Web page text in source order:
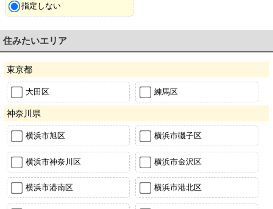
指定しない
住みたいエリア
東京都
大田区 練馬区
神奈川県
横浜市旭区 横浜市磯子区
横浜市神奈川区 横浜市金沢区
横浜市港南区 横浜市港北区